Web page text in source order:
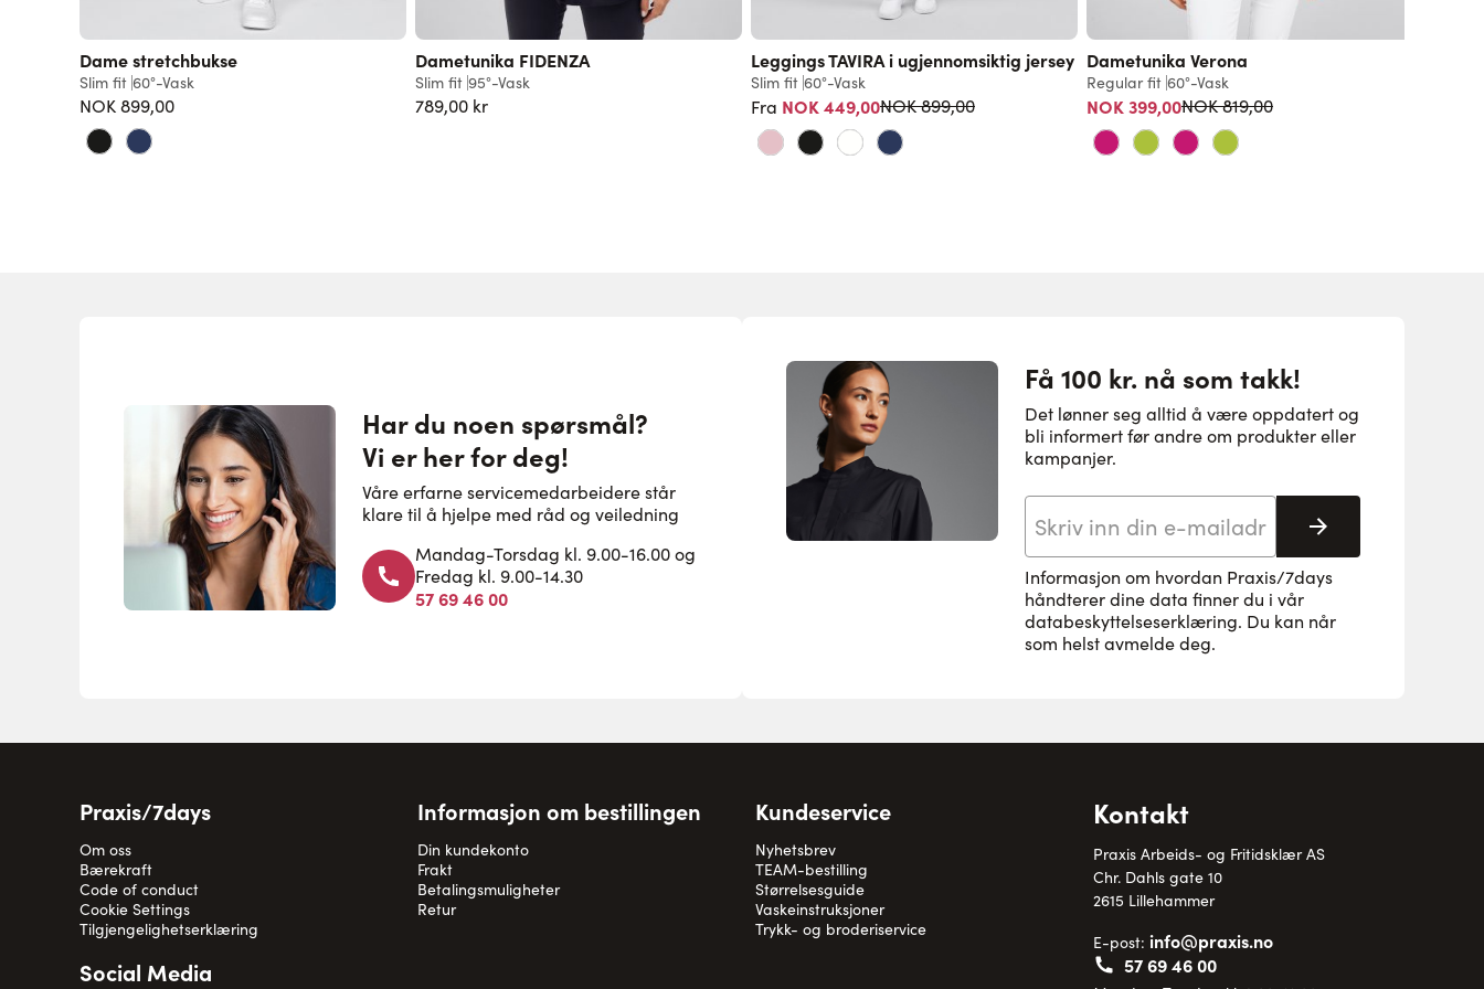
Dame stretchbukse
Slim fit 60°-Vask
NOK 899,00
Dametunika FIDENZA
Slim fit 95°-Vask
789,00 kr
Leggings TAVIRA i ugjennomsiktig jersey
Slim fit 60°-Vask
Fra NOK 449,00Vanlig pris
NOK 899,00
Dametunika Verona
Regular fit 60°-Vask
NOK 399,00Vanlig pris
NOK 819,00
Har du noen spørsmål?
Vi er her for deg!
Våre erfarne servicemedarbeidere står
klare til å hjelpe med råd og veiledning
Mandag-Torsdag kl. 9.00-16.00 og
Fredag kl. 9.00-14.30
57 69 46 00
Få 100 kr. nå som takk!
Det lønner seg alltid å være oppdatert og
bli informert før andre om produkter eller
kampanjer.
Abonnere
Informasjon om hvordan Praxis/7days
håndterer dine data finner du i vår
databeskyttelseserklæring. Du kan når
som helst avmelde deg.
Praxis/7days
Om oss
Bærekraft
Code of conduct
Cookie Settings
Tilgjengelighetserklæring
Informasjon om bestillingen
Din kundekonto
Frakt
Betalingsmuligheter
Retur
Kundeservice
Nyhetsbrev
TEAM-bestilling
Størrelsesguide
Vaskeinstruksjoner
Trykk- og broderiservice
Kontakt
Praxis Arbeids- og Fritidsklær AS
Chr. Dahls gate 10
2615 Lillehammer
E-post: info@praxis.no
57 69 46 00
Social Media